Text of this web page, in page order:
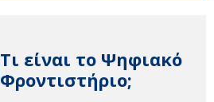
Τι είναι το Ψηφιακό
Φροντιστήριο;